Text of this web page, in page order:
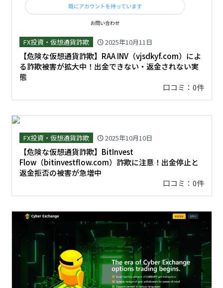
FX投資・仮想通貨詐欺 schedule2025年10月11日
【危険な仮想通貨詐欺】RAA INV（vjsdkyf.com）によ
る詐欺被害が拡大中！出金できない・返金されない実
態
口コミ：0件
FX投資・仮想通貨詐欺 schedule2025年10月10日
【危険な仮想通貨詐欺】BitInvest
Flow（bitinvestflow.com）詐欺に注意！出金停止と
返金拒否の被害が急増中
口コミ：0件